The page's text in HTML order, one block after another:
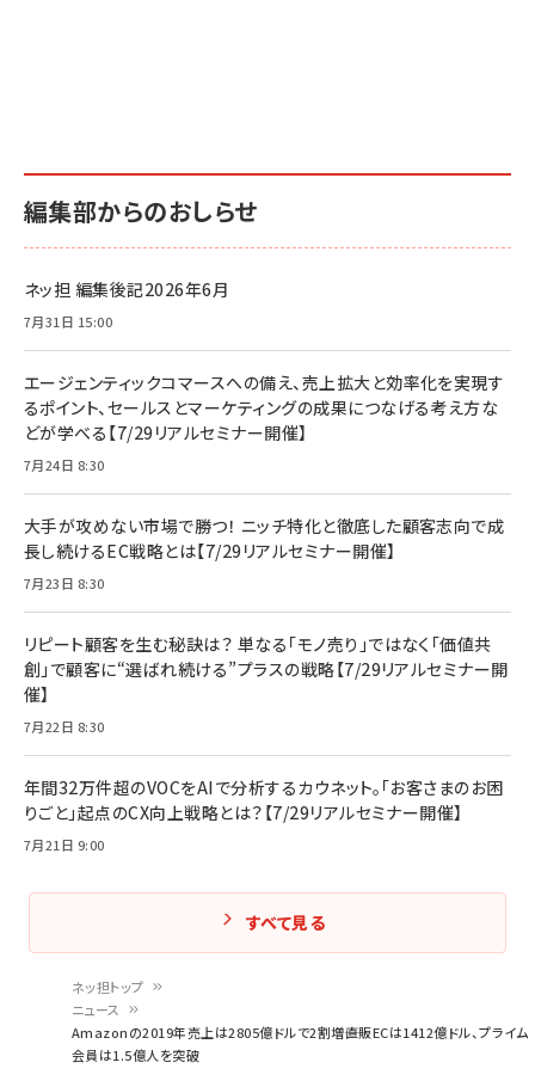
ネッ担トップ
ニュース
Amazonの2019年売上は2805億ドルで2割増――直販ECは1412億ドル、プライム
会員は1.5億人を突破
編集部からのおしらせ
ネッ担 編集後記2026年6月
7月31日 15:00
エージェンティックコマースへの備え、売上拡大と効率化を実現す
るポイント、セールスとマーケティングの成果につなげる考え方な
どが学べる【7/29リアルセミナー開催】
7月24日 8:30
大手が攻めない市場で勝つ！ ニッチ特化と徹底した顧客志向で成
長し続けるEC戦略とは【7/29リアルセミナー開催】
7月23日 8:30
リピート顧客を生む秘訣は？ 単なる「モノ売り」ではなく「価値共
創」で顧客に“選ばれ続ける”プラスの戦略【7/29リアルセミナー開
催】
7月22日 8:30
年間32万件超のVOCをAIで分析するカウネット。「お客さまのお困
りごと」起点のCX向上戦略とは？【7/29リアルセミナー開催】
7月21日 9:00
すべて見る